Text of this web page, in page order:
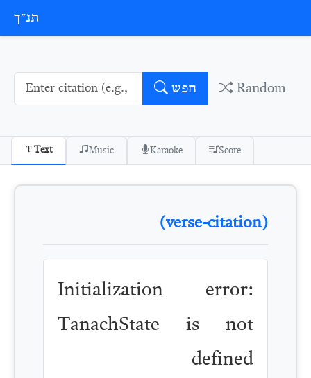
תנ״ך
חפש Random
Text Music Karaoke Score
(verse-citation)
Initialization error:
TanachState is not
defined